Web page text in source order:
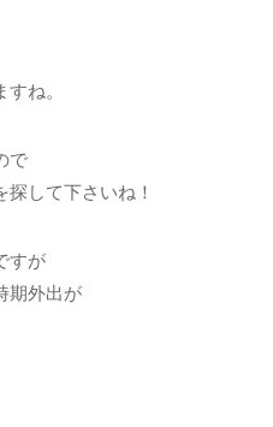
ね。
で
して下さいね！
すが
期外出が